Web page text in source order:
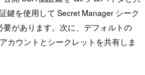
鍵を使用して Secret Manager シーク
要があります。次に、デフォルトの
カウントとシークレットを共有しま